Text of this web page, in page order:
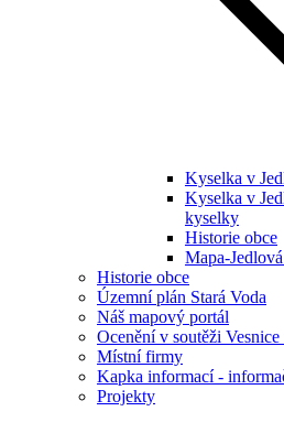
Kyselka v
Kyselka v
kyselky
Historie obce
Mapa-
Historie obce
Územní plán Stará Voda
Náš mapový portál
Ocenění v soutěži Vesnice
Místní firmy
Kapka informací -
Projekty